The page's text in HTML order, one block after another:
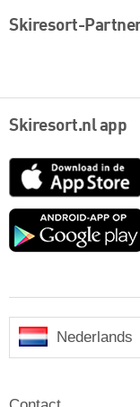
Skiresort-
Skiresort.nl app
Nederlands